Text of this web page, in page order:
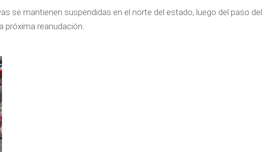
se mantienen suspendidas en el norte del estado, luego del paso del
próxima reanudación.